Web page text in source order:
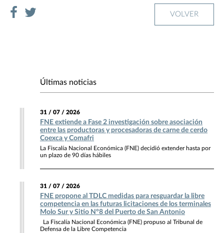
VOLVER
Últimas noticias
31 / 07 / 2026
FNE extiende a Fase 2 investigación sobre asociación
entre las productoras y procesadoras de carne de cerdo
Coexca y Comafri
La Fiscalía Nacional Económica (FNE) decidió extender hasta por
un plazo de 90 días hábiles
31 / 07 / 2026
FNE propone al TDLC medidas para resguardar la libre
competencia en las futuras licitaciones de los terminales
Molo Sur y Sitio N°8 del Puerto de San Antonio
La Fiscalía Nacional Económica (FNE) propuso al Tribunal de
Defensa de la Libre Competencia